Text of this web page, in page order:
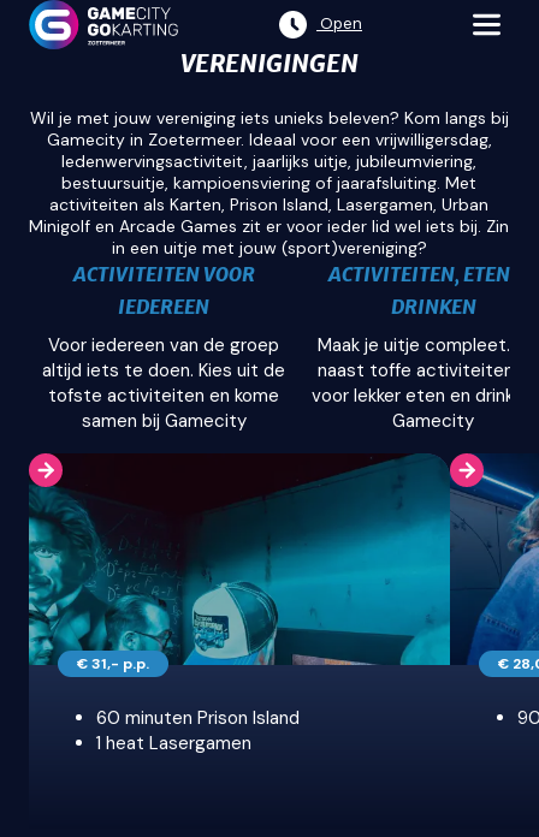
Open
VERENIGINGEN
Wil je met jouw vereniging iets unieks beleven? Kom langs bij
Gamecity in Zoetermeer. Ideaal voor een vrijwilligersdag,
ledenwervingsactiviteit, jaarlijks uitje, jubileumviering,
bestuursuitje, kampioensviering of jaarafsluiting. Met
activiteiten als Karten, Prison Island, Lasergamen, Urban
Minigolf en Arcade Games zit er voor ieder lid wel iets bij. Zin
in een uitje met jouw (sport)vereniging?
ACTIVITEITEN VOOR
IEDEREEN
Voor iedereen van de groep
altijd iets te doen. Kies uit de
tofste activiteiten en kome
samen bij Gamecity
ACTIVITEITEN, ETEN EN
DRINKEN
Maak je uitje compleet.
naast toffe activiteiten
voor lekker eten en drinken
Gamecity
AL ONZE COMBIDEALS
€ 31,- p.p.
60 minuten Prison Island
1 heat Lasergamen
PRISON
€